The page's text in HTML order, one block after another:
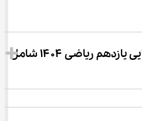
دروس امتحان نهایی یازدهم ریاضی ۱۴۰۴ شامل